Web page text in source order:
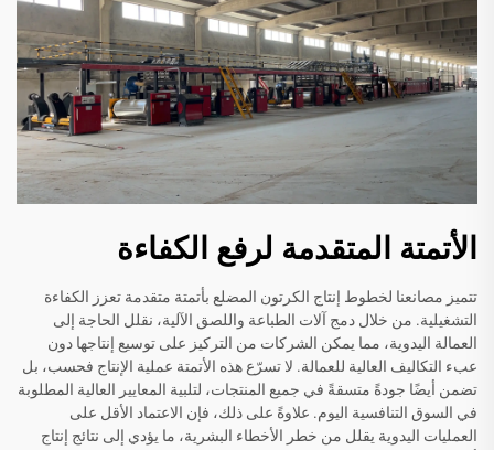
الأتمتة المتقدمة لرفع الكفاءة
تتميز مصانعنا لخطوط إنتاج الكرتون المضلع بأتمتة متقدمة تعزز الكفاءة
التشغيلية. من خلال دمج آلات الطباعة واللصق الآلية، نقلل الحاجة إلى
العمالة اليدوية، مما يمكن الشركات من التركيز على توسيع إنتاجها دون
عبء التكاليف العالية للعمالة. لا تسرّع هذه الأتمتة عملية الإنتاج فحسب، بل
تضمن أيضًا جودةً متسقةً في جميع المنتجات، لتلبية المعايير العالية المطلوبة
في السوق التنافسية اليوم. علاوةً على ذلك، فإن الاعتماد الأقل على
العمليات اليدوية يقلل من خطر الأخطاء البشرية، ما يؤدي إلى نتائج إنتاج